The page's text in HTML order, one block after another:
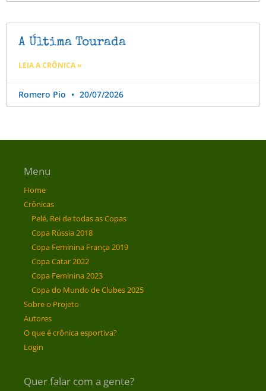
A Última Tourada
LEIA A CRÔNICA »
Romero Pio 20/07/2026
Menu
Home
Crônicas
Pelé, Rei de todas as Copas
Copa Rússia 2018
Copa Feminina França 2019
Copa Catar 2022
Copa Feminina 2023
Copa do Mundo de Clubes 2025
Sobre o Projeto
Autores
O que é crônica esportiva?
Login
Quer falar com a gente?